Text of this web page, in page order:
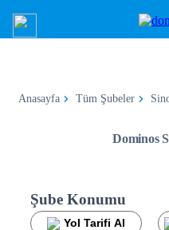
Anasayfa Tüm Şubeler
Dominos
Şube Konumu
Yol Tarifi Al